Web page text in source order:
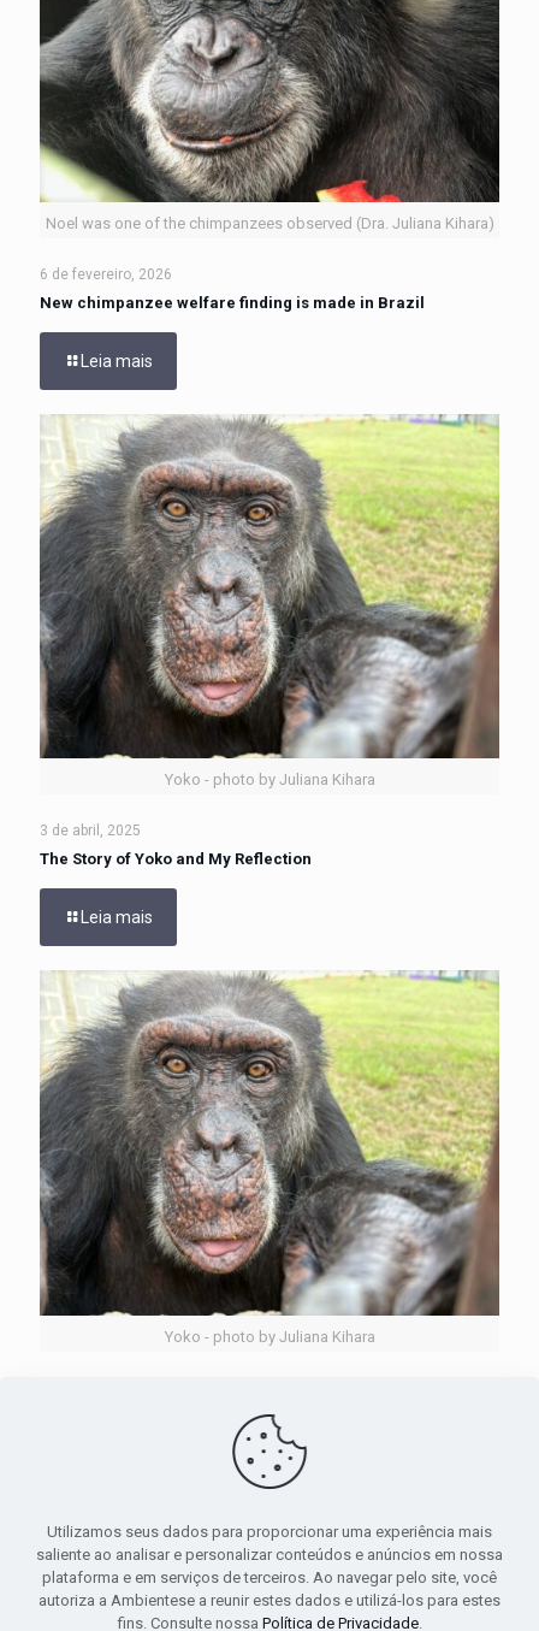
Noel was one of the chimpanzees observed (Dra. Juliana Kihara)
6 de fevereiro, 2026
New chimpanzee welfare finding is made in Brazil
Leia mais
Yoko - photo by Juliana Kihara
3 de abril, 2025
The Story of Yoko and My Reflection
Leia mais
Yoko - photo by Juliana Kihara
A história de Yoko e minha reflexão
Comments are closed.
Utilizamos seus dados para proporcionar uma experiência mais
saliente ao analisar e personalizar conteúdos e anúncios em nossa
plataforma e em serviços de terceiros. Ao navegar pelo site, você
autoriza a Ambientese a reunir estes dados e utilizá-los para estes
fins. Consulte nossa Política de Privacidade.